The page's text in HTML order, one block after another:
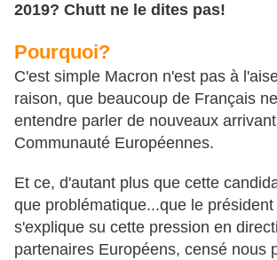
2019? Chutt ne le dites pas!
Pourquoi?
C'est simple Macron n'est pas à
raison, que beaucoup de Français
entendre parler de nouveaux
Communauté Européennes.
Et ce, d'autant plus que cette
que problématique...que le président
s'explique su cette pression en
partenaires Européens, censé nous